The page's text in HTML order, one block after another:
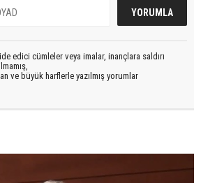
edici cümleler veya imalar, inançlara saldırı
ve büyük harflerle yazılmış yorumlar